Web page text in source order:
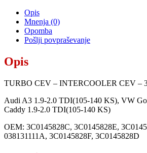
Opis
Mnenja (0)
Opomba
Pošlji povpraševanje
Opis
TURBO CEV – INTERCOOLER CEV –
Audi A3 1.9-2.0 TDI(105-140 KS), VW
Caddy 1.9-2.0 TDI(105-140 KS)
OEM: 3C0145828C, 3C0145828E,
038131111A, 3C0145828F, 3C0145828D